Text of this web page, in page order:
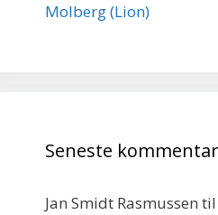
Molberg (Lion)
Seneste
Jan Smidt Rasmussen til